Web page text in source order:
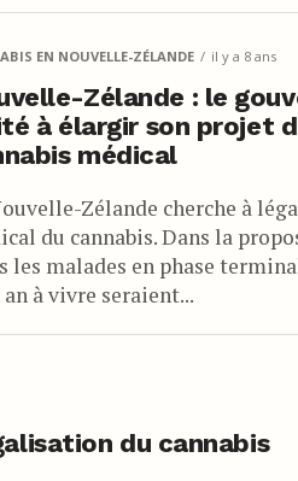
EN NOUVELLE-ZÉLANDE il y a 8 ans
Zélande : le
à élargir son projet
médical
Zélande cherche à
du cannabis. Dans la
les malades en phase
an à vivre seraient...
du cannabis